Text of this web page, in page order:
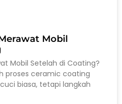
Mobil
Mobil Setelah di Coating?
proses ceramic coating
biasa, tetapi langkah